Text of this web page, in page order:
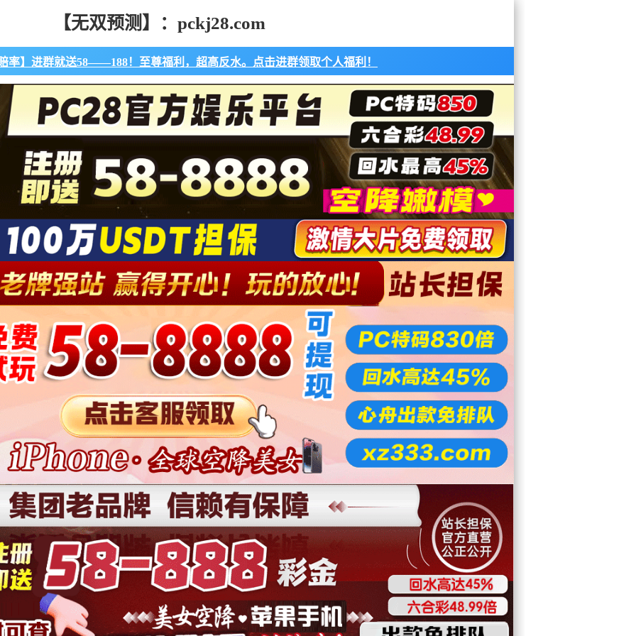
【无双预测】：pckj28.com